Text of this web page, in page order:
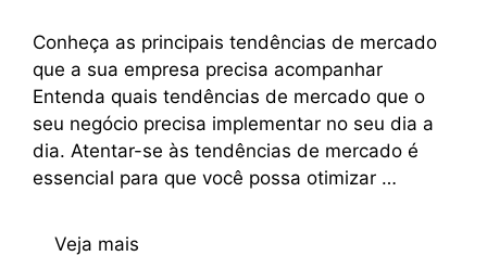
Conheça as principais tendências de mercado
que a sua empresa precisa acompanhar
Entenda quais tendências de mercado que o
seu negócio precisa implementar no seu dia a
dia. Atentar-se às tendências de mercado é
essencial para que você possa otimizar …
Veja mais